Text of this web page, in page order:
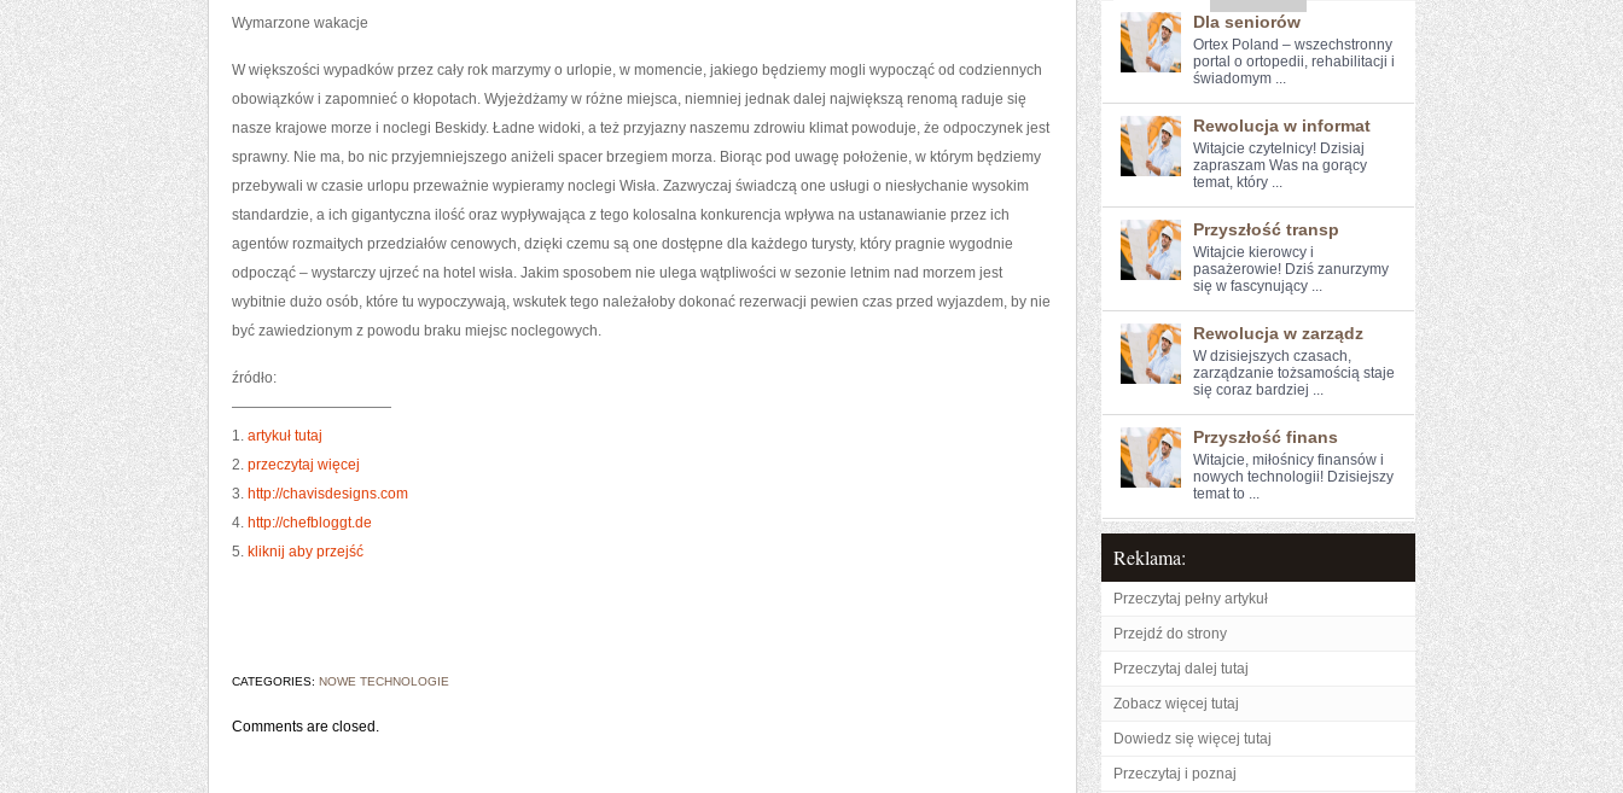
Wymarzone wakacje
W większości wypadków przez cały rok marzymy o urlopie, w momencie, jakiego będziemy mogli wypocząć od codziennych
obowiązków i zapomnieć o kłopotach. Wyjeżdżamy w różne miejsca, niemniej jednak dalej największą renomą raduje się
nasze krajowe morze i noclegi Beskidy. Ładne widoki, a też przyjazny naszemu zdrowiu klimat powoduje, że odpoczynek jest
sprawny. Nie ma, bo nic przyjemniejszego aniżeli spacer brzegiem morza. Biorąc pod uwagę położenie, w którym będziemy
przebywali w czasie urlopu przeważnie wypieramy noclegi Wisła. Zazwyczaj świadczą one usługi o niesłychanie wysokim
standardzie, a ich gigantyczna ilość oraz wypływająca z tego kolosalna konkurencja wpływa na ustanawianie przez ich
agentów rozmaitych przedziałów cenowych, dzięki czemu są one dostępne dla każdego turysty, który pragnie wygodnie
odpocząć – wystarczy ujrzeć na hotel wisła. Jakim sposobem nie ulega wątpliwości w sezonie letnim nad morzem jest
wybitnie dużo osób, które tu wypoczywają, wskutek tego należałoby dokonać rezerwacji pewien czas przed wyjazdem, by nie
być zawiedzionym z powodu braku miejsc noclegowych.
źródło:
———————————
1. artykuł tutaj
2. przeczytaj więcej
3. http://chavisdesigns.com
4. http://chefbloggt.de
5. kliknij aby przejść
CATEGORIES: NOWE TECHNOLOGIE
Comments are closed.
Dla seniorów
Ortex Poland – wszechstronny
portal o ortopedii, rehabilitacji i
świadomym ...
Rewolucja w informat
Witajcie czytelnicy! Dzisiaj
zapraszam Was na gorący
temat, który ...
Przyszłość transp
Witajcie kierowcy⁢ i
pasażerowie! Dziś ⁢zanurzymy
się w ‍fascynujący​ ...
Rewolucja w zarządz
W dzisiejszych czasach,
zarządzanie tożsamością ⁤staje
się coraz ‍bardziej ...
Przyszłość finans
Witajcie, miłośnicy finansów i
⁤nowych technologii! Dzisiejszy
⁤temat to ...
Reklama:
Przeczytaj pełny artykuł
Przejdź do strony
Przeczytaj dalej tutaj
Zobacz więcej tutaj
Dowiedz się więcej tutaj
Przeczytaj i poznaj